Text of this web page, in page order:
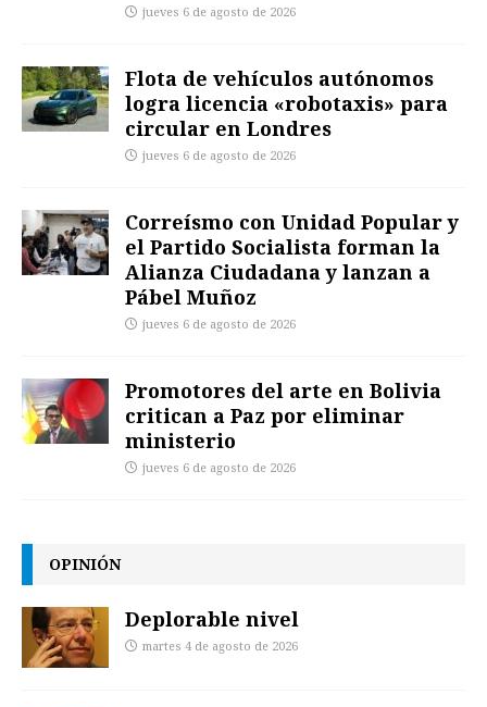
jueves 6 de agosto de 2026
Flota de vehículos autónomos
logra licencia «robotaxis» para
circular en Londres
jueves 6 de agosto de 2026
Correísmo con Unidad Popular y
el Partido Socialista forman la
Alianza Ciudadana y lanzan a
Pábel Muñoz
jueves 6 de agosto de 2026
Promotores del arte en Bolivia
critican a Paz por eliminar
ministerio
jueves 6 de agosto de 2026
OPINIÓN
Deplorable nivel
martes 4 de agosto de 2026